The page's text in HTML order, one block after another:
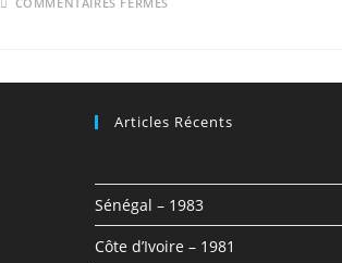
Articles Récents
Sénégal – 1983
Côte d’Ivoire – 1981